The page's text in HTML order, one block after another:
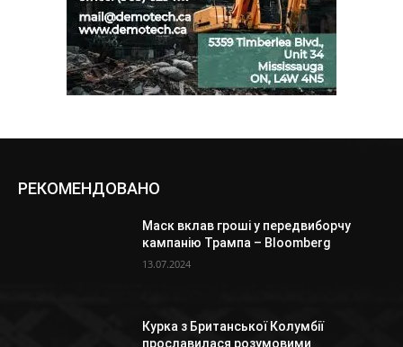
РЕКОМЕНДОВАНО
Маск вклав гроші у передвиборчу
кампанію Трампа – Bloomberg
13.07.2024
Курка з Британської Колумбії
прославилася розумовими